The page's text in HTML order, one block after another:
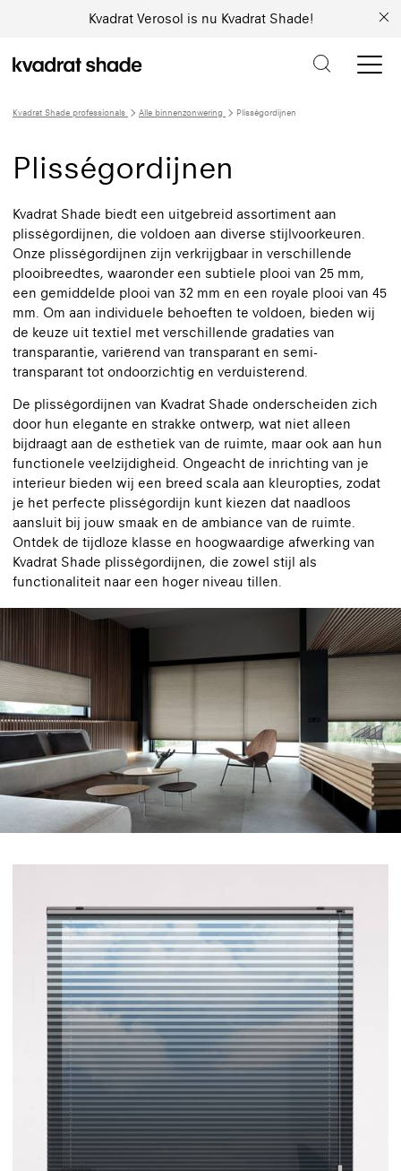
Kvadrat Verosol is nu Kvadrat Shade!
Kvadrat Shade professionals Alle binnenzonwering Plisségordijnen
Plisségordijnen
Kvadrat Shade biedt een uitgebreid assortiment aan
plisségordijnen, die voldoen aan diverse stijlvoorkeuren.
Onze plisségordijnen zijn verkrijgbaar in verschillende
plooibreedtes, waaronder een subtiele plooi van 25 mm,
een gemiddelde plooi van 32 mm en een royale plooi van 45
mm. Om aan individuele behoeften te voldoen, bieden wij
de keuze uit textiel met verschillende gradaties van
transparantie, variërend van transparant en semi-
transparant tot ondoorzichtig en verduisterend.
De plisségordijnen van Kvadrat Shade onderscheiden zich
door hun elegante en strakke ontwerp, wat niet alleen
bijdraagt aan de esthetiek van de ruimte, maar ook aan hun
functionele veelzijdigheid. Ongeacht de inrichting van je
interieur bieden wij een breed scala aan kleuropties, zodat
je het perfecte plisségordijn kunt kiezen dat naadloos
aansluit bij jouw smaak en de ambiance van de ruimte.
Ontdek de tijdloze klasse en hoogwaardige afwerking van
Kvadrat Shade plisségordijnen, die zowel stijl als
functionaliteit naar een hoger niveau tillen.